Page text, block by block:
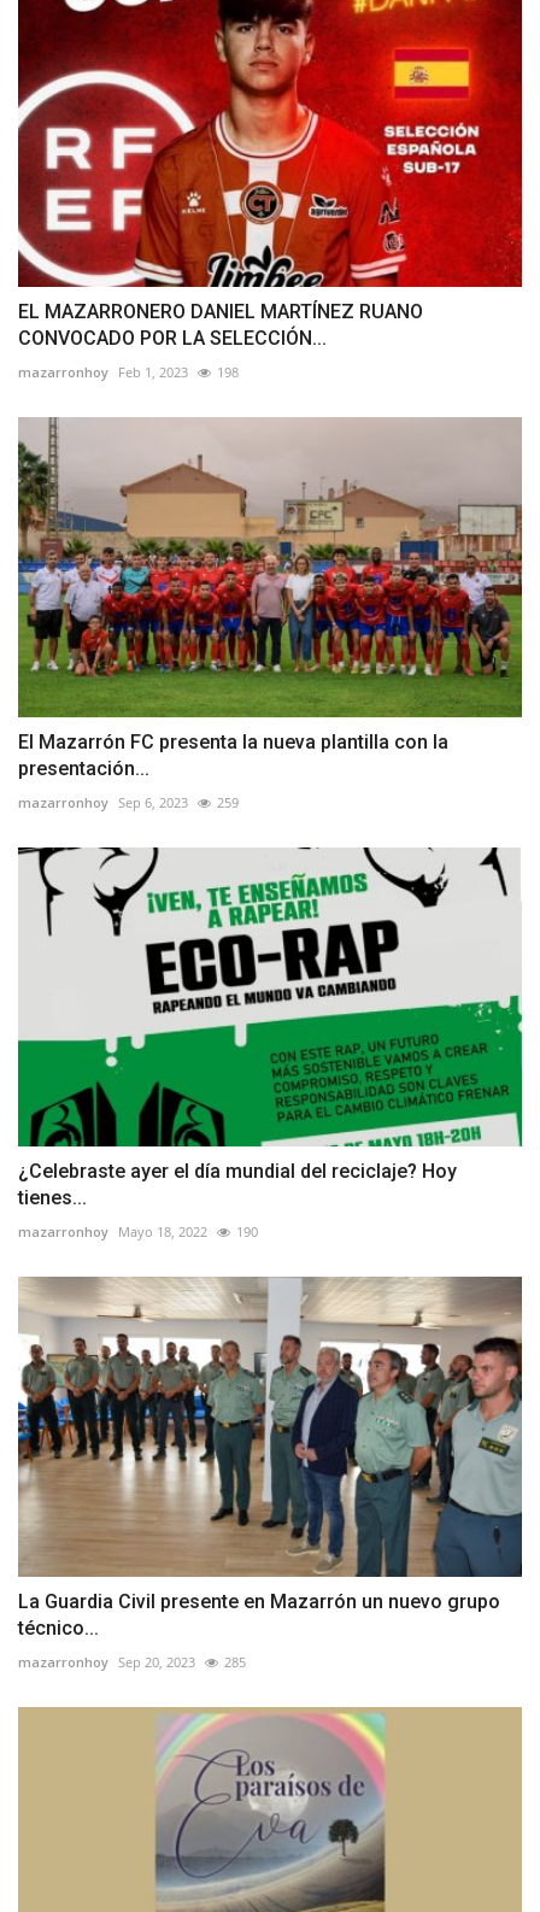
EL MAZARRONERO DANIEL MARTÍNEZ RUANO
CONVOCADO POR LA SELECCIÓN...
mazarronhoy Feb 1, 2023 198
El Mazarrón FC presenta la nueva plantilla con la
presentación...
mazarronhoy Sep 6, 2023 259
¿Celebraste ayer el día mundial del reciclaje? Hoy
tienes...
mazarronhoy Mayo 18, 2022 190
La Guardia Civil presente en Mazarrón un nuevo grupo
técnico...
mazarronhoy Sep 20, 2023 285